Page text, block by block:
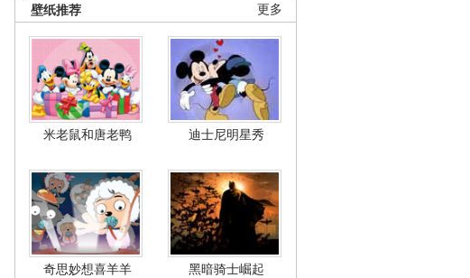
更多
壁纸推荐
米老鼠和唐老鸭 迪士尼明星秀
奇思妙想喜羊羊 黑暗骑士崛起